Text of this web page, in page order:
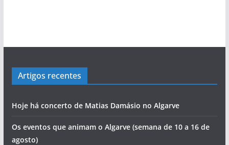
Artigos recentes
Hoje há concerto de Matias Damásio no Algarve
Os eventos que animam o Algarve (semana de 10 a 16 de
agosto)